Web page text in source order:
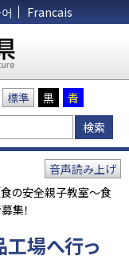
Francais
標準 黒 青
食の安全親子教室～食
集！
音声読み上げ
工場へ行っ